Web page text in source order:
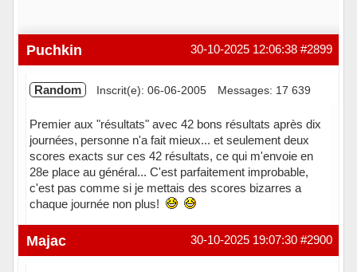
#2899
30-10-2025 12:06:38
Puchkin
Random Inscrit(e): 06-06-2005 Messages: 17 639
Premier aux "résultats" avec 42 bons résultats après dix
journées, personne n'a fait mieux... et seulement deux
scores exacts sur ces 42 résultats, ce qui m'envoie en
28e place au général... C'est parfaitement improbable,
c'est pas comme si je mettais des scores bizarres a
chaque journée non plus!
Hors ligne #2900
30-10-2025 19:07:30
Majac